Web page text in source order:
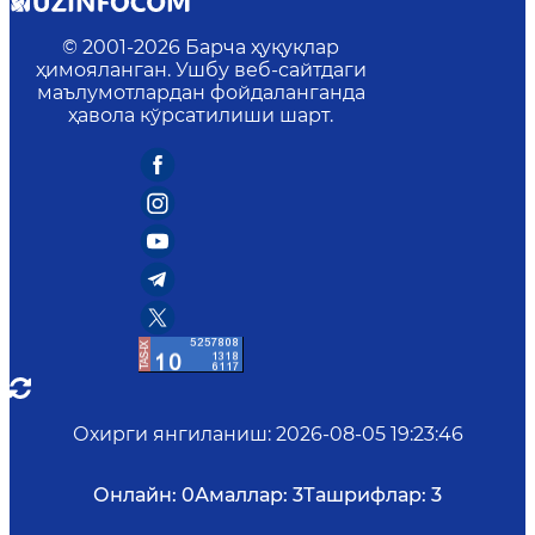
© 2001-2026 Барча ҳуқуқлар
ҳимояланган. Ушбу веб-сайтдаги
маълумотлардан фойдаланганда
ҳавола кўрсатилиши шарт.
Охирги янгиланиш: 2026-08-05 19:23:46
Онлайн: 0Амаллар: 3Ташрифлар: 3